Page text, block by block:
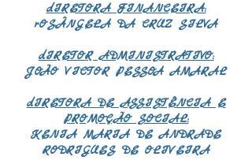
dIRETORA FINANCEIRA:
rOSÂNGELA DA CRUZ SILVA
dIRETOR ADMINISTRATIVO:
JOÃO VICTOR PESSOA AMARAL
dIRETORA DE ASSISTÊNCIA E
PROMOÇÃO SOCIAL:
KENIA MARIA DE ANDRADE
RODRIGUES DE OLIVEIRA